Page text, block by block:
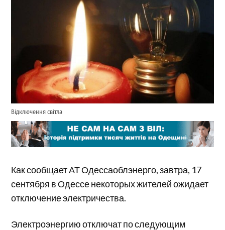
Відключення світла
Как сообщает АТ Одессаоблэнерго, завтра, 17
сентября в Одессе некоторых жителей ожидает
отключение электричества.
Электроэнергию отключат по следующим